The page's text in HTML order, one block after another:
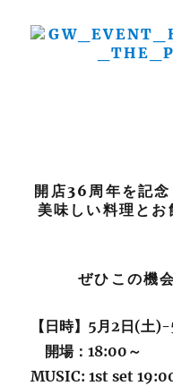
開店36周年を記念
美味しい料理とお
ぜひこの機
【日時】5月2日(土)-
開場：18:00～
MUSIC: 1st set